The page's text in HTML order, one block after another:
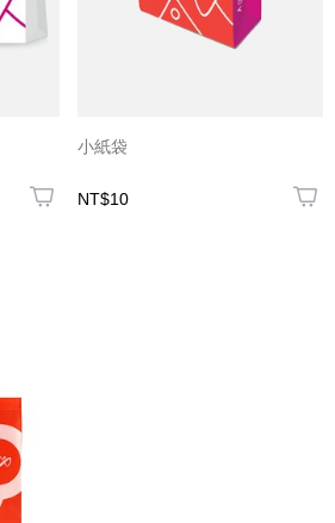
小紙袋
NT$10